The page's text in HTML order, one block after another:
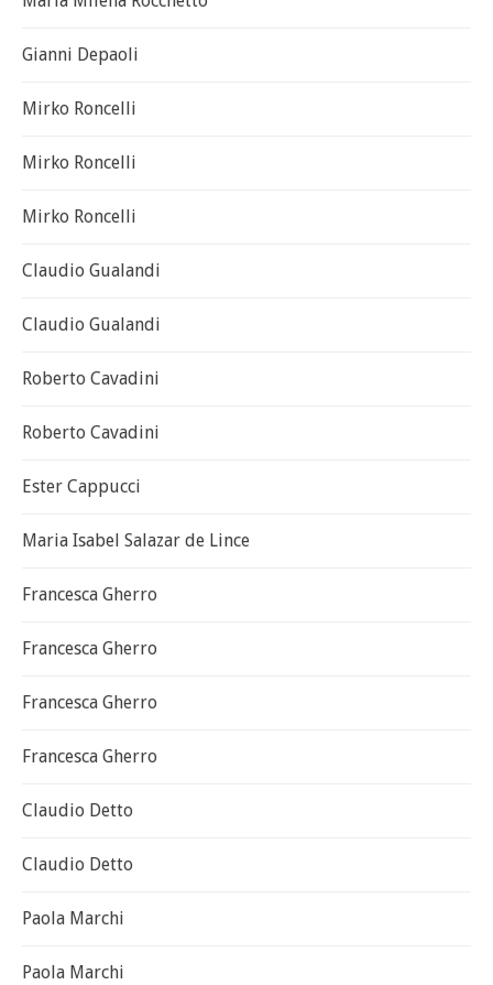
Gianni Depaoli
Mirko Roncelli
Mirko Roncelli
Mirko Roncelli
Claudio Gualandi
Claudio Gualandi
Roberto Cavadini
Roberto Cavadini
Ester Cappucci
Maria Isabel Salazar de Lince
Francesca Gherro
Francesca Gherro
Francesca Gherro
Francesca Gherro
Claudio Detto
Claudio Detto
Paola Marchi
Paola Marchi